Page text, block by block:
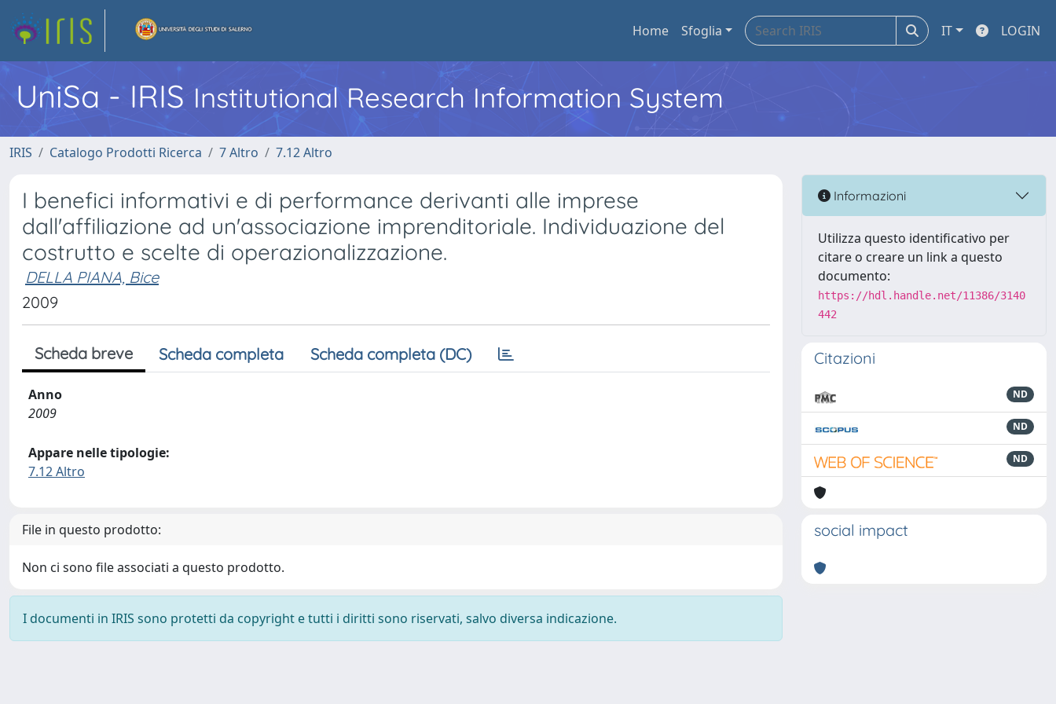
Home Sfoglia IT LOGIN
UniSa - IRIS Institutional Research Information System
IRIS Catalogo Prodotti Ricerca 7 Altro 7.12 Altro
I benefici informativi e di performance derivanti alle imprese
dall'affiliazione ad un'associazione imprenditoriale. Individuazione del
costrutto e scelte di operazionalizzazione.
DELLA PIANA, Bice
2009
Scheda breve Scheda completa Scheda completa (DC)
Anno
2009
Appare nelle tipologie:
7.12 Altro
File in questo prodotto:
Non ci sono file associati a questo prodotto.
I documenti in IRIS sono protetti da copyright e tutti i diritti sono riservati, salvo diversa indicazione.
Informazioni
Utilizza questo identificativo per
citare o creare un link a questo
documento:
https://hdl.handle.net/11386/3140
442
Citazioni
ND
ND
ND
social impact